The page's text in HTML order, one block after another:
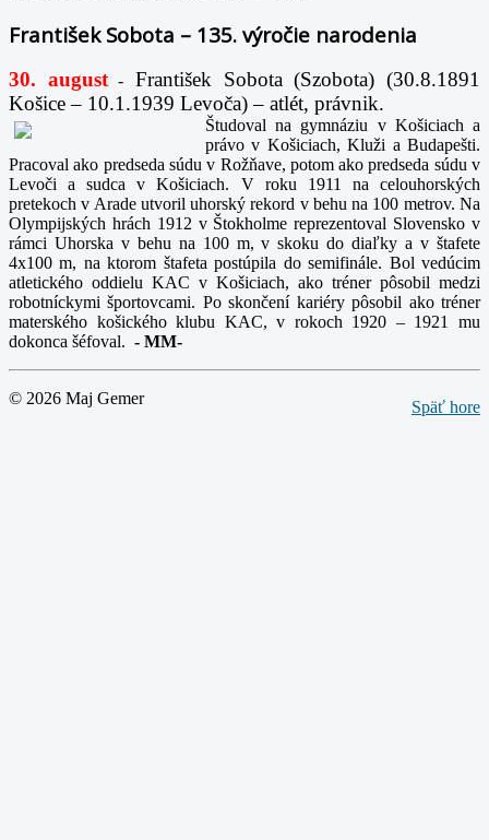
František Sobota – 135. výročie narodenia
30. august-
František Sobota (Szobota) (30.8.1891
Košice – 10.1.1939 Levoča) – atlét, právnik.
Študoval na gymnáziu v Košiciach a
právo v Košiciach, Kluži a Budapešti.
Pracoval ako predseda súdu v Rožňave, potom ako predseda súdu v
Levoči a sudca v Košiciach. V roku 1911 na celouhorských
pretekoch v Arade utvoril uhorský rekord v behu na 100 metrov. Na
Olympijských hrách 1912 v Štokholme reprezentoval Slovensko v
rámci Uhorska v behu na 100 m, v skoku do diaľky a v štafete
4x100 m, na ktorom štafeta postúpila do semifinále. Bol vedúcim
atletického oddielu KAC v Košiciach, ako tréner pôsobil medzi
robotníckymi športovcami. Po skončení kariéry pôsobil ako tréner
materského košického klubu KAC, v rokoch 1920 – 1921 mu
dokonca šéfoval. - MM-
Späť hore
© 2026 Maj Gemer